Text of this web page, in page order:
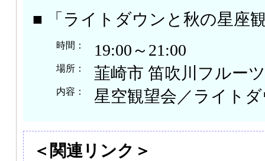
■ 「ライトダウンと秋の星座
時間： 19:00～21:00
場所： 韮崎市 笛吹川フルー
内容： 星空観望会／ライト
＜関連リンク＞